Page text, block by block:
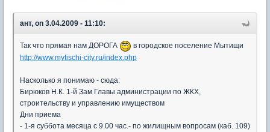
ант, on 3.04.2009 - 11:10:
Так что прямая нам ДОРОГА
в городское поселение Мытищи
http://www.mytischi-city.ru/index.php
Насколько я понимаю - сюда:
Бирюков Н.К. 1-й Зам Главы администрации по ЖКХ,
строительству и управлению имуществом
Дни приема
- 1-я суббота месяца с 9.00 час.- по жилищным вопросам (каб. 109)